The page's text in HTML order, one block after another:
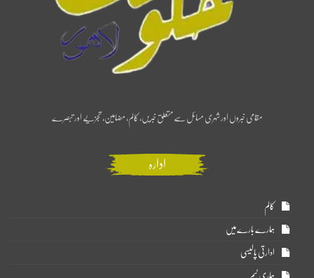
مقامی خبروں اور شہری مسائل سے متعلق خبریں، کالم، مضامین، تجزیے اور تبصرے
ادارہ
کالم
ہمارے بارے میں
ادارتی پالیسی
ہماری ٹیم